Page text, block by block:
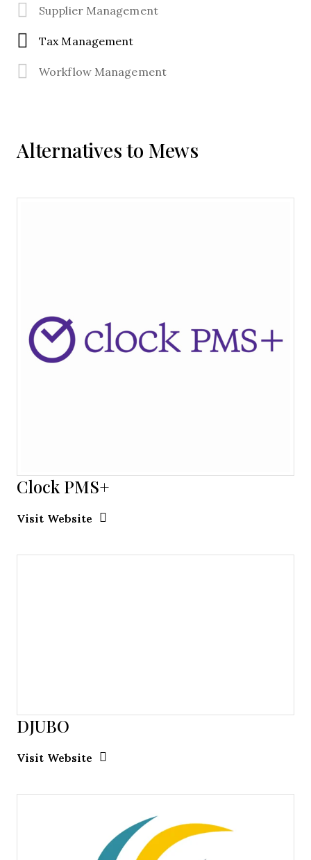
Supplier Management
Tax Management
Workflow Management
Alternatives to Mews
Clock PMS+
Visit Website Opens New Window
DJUBO
Visit Website Opens New Window